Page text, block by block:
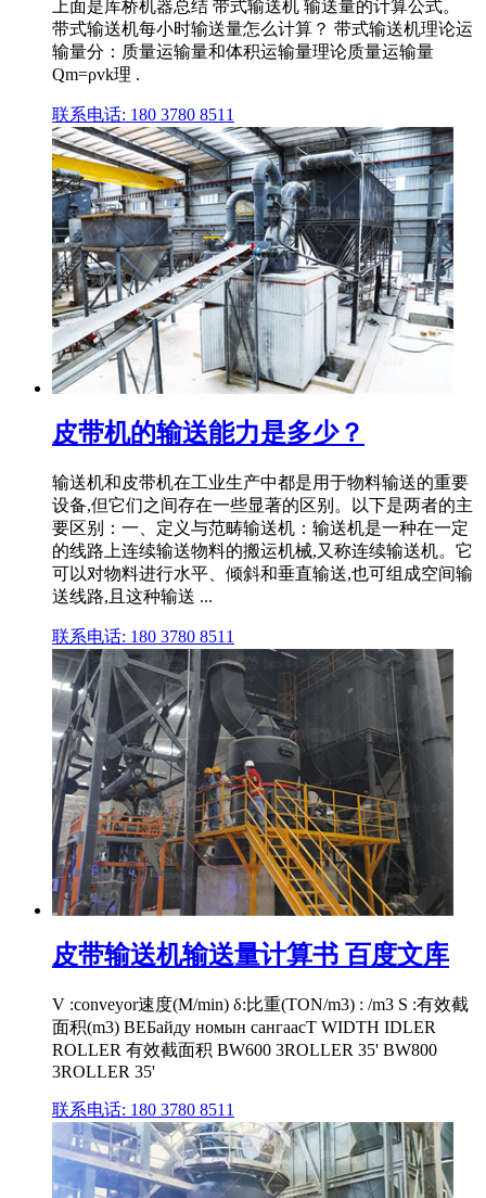
上面是库桥机器总结 带式输送机 输送量的计算公式。
带式输送机每小时输送量怎么计算？ 带式输送机理论运
输量分：质量运输量和体积运输量理论质量运输量
Qm=ρvk理 .
联系电话: 180 3780 8511
皮带机的输送能力是多少？
输送机和皮带机在工业生产中都是用于物料输送的重要
设备,但它们之间存在一些显著的区别。以下是两者的主
要区别：一、定义与范畴输送机：输送机是一种在一定
的线路上连续输送物料的搬运机械,又称连续输送机。它
可以对物料进行水平、倾斜和垂直输送,也可组成空间输
送线路,且这种输送 ...
联系电话: 180 3780 8511
皮带输送机输送量计算书 百度文库
V :conveyor速度(M/min) δ:比重(TON/m3) : /m3 S :有效截
面积(m3) BEБайду номын сангаасT WIDTH IDLER
ROLLER 有效截面积 BW600 3ROLLER 35' BW800
3ROLLER 35'
联系电话: 180 3780 8511